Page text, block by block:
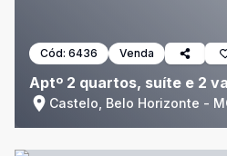
Cód: 6436 Venda
Aptº 2 quartos, suíte e 2
Castelo, Belo Horizonte -